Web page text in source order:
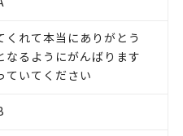
れて本当にありがとう
なるようにがんばります
ていてください